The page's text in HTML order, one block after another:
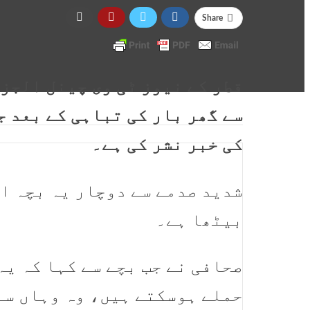
Share
سے گھر بار کی تباہی کے بعد
کی خبر نشر کی ہے۔
شدید صدمے سے دوچار یہ بچہ
بیٹھا ہے۔
صحافی نے جب بچے سے کہا کہ
حملے ہوسکتے ہیں، وہ وہاں